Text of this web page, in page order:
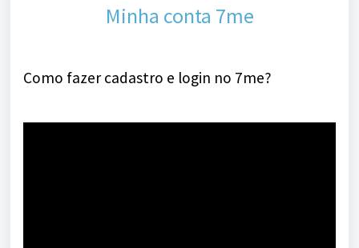
Minha conta 7me
Como fazer cadastro e login no 7me?